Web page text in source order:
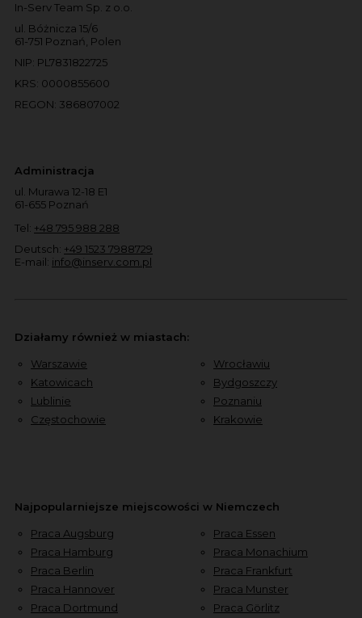
In-Serv Team Sp. z o.o.
ul. Bóżnicza 15/6
61-751 Poznań, Polen
NIP: PL7831822725
KRS: 0000855600
REGON: 386807002
Administracja
ul. Murawa 12-18 E1
61-655 Poznań
Tel: +48 795 988 288
Deutsch: +49 1523 7988729
E-mail: info@inserv.com.pl
Działamy również w miastach:
Warszawie
Katowicach
Lublinie
Częstochowie
Wrocławiu
Bydgoszczy
Poznaniu
Krakowie
Najpopularniejsze miejscowości w Niemczech
Praca Augsburg
Praca Hamburg
Praca Berlin
Praca Hannover
Praca Dortmund
Praca Essen
Praca Monachium
Praca Frankfurt
Praca Munster
Praca Görlitz